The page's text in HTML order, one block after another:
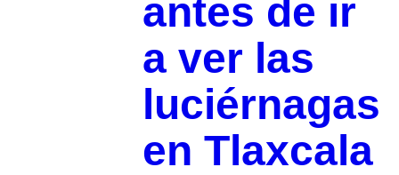
antes de ir
a ver las
luciérnagas
en Tlaxcala